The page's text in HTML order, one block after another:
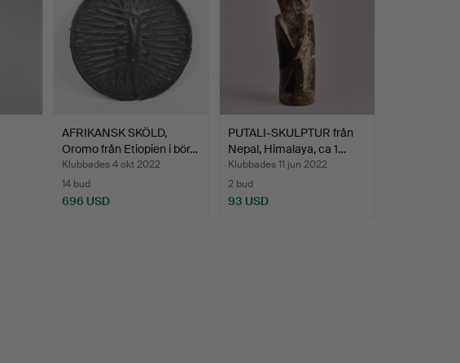
AFRIKANSK SKÖLD,
Oromo från Etiopien i bör…
Klubbades 4 okt 2022
14 bud
696 USD
PUTALI-SKULPTUR från
Nepal, Himalaya, ca 1…
Klubbades 11 jun 2022
2 bud
93 USD